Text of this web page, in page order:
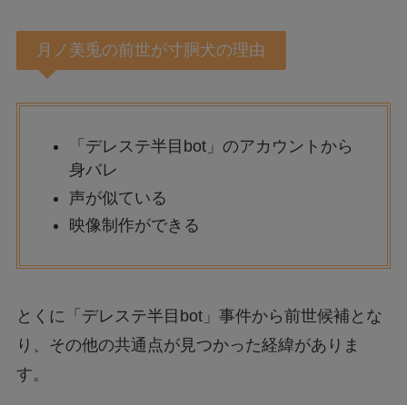
月ノ美兎の前世が寸胴犬の理由
「デレステ半目bot」のアカウントから
身バレ
声が似ている
映像制作ができる
とくに「デレステ半目bot」事件から前世候補とな
り、その他の共通点が見つかった経緯がありま
す。